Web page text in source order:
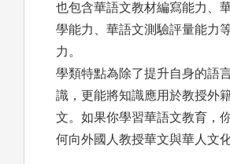
也包含華語文教材編寫能力、
學能力、華語文測驗評量能力
力。
學類特點為除了提升自身的語
識，更能將知識應用於教授外
文。如果你學習華語文教育，
何向外國人教授華文與華人文化